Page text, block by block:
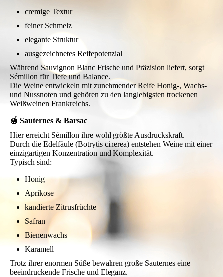
cremige Textur
feiner Schmelz
elegante Struktur
ausgezeichnetes Reifepotenzial
Während Sauvignon Blanc Frische und Präzision liefert, sorgt
Sémillon für Tiefe und Balance.
Die Weine entwickeln mit zunehmender Reife Honig-, Wachs-
und Nussnoten und gehören zu den langlebigsten trockenen
Weißweinen Frankreichs.
🍯 Sauternes & Barsac
Hier erreicht Sémillon ihre wohl größte Ausdruckskraft.
Durch die Edelfäule (Botrytis cinerea) entstehen Weine mit einer
einzigartigen Konzentration und Komplexität.
Typisch sind:
Honig
Aprikose
kandierte Zitrusfrüchte
Safran
Bienenwachs
Karamell
Trotz ihrer enormen Süße bewahren große Sauternes eine
beeindruckende Frische und Eleganz.